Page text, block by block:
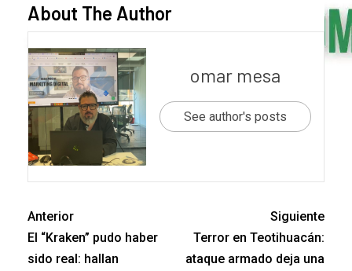
About The Author
omar mesa
See author's posts
Anterior
El “Kraken” pudo haber
sido real: hallan
Siguiente
Terror en Teotihuacán:
ataque armado deja una